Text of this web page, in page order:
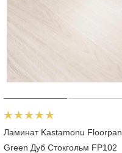
Ламинат Kastamonu Floorpan
Green Дуб Стокгольм FP102